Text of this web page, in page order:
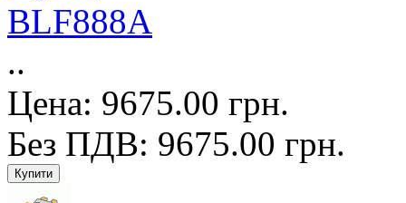
BLF888A
..
Цена: 9675.00 грн.
Без ПДВ: 9675.00 грн.